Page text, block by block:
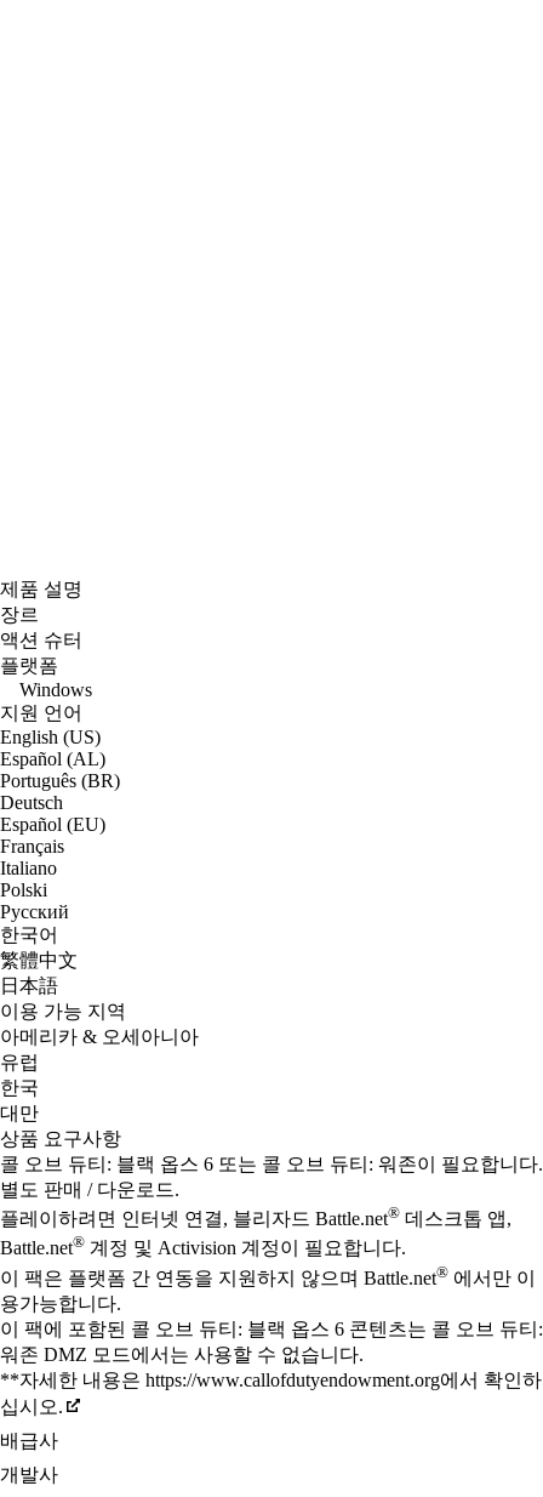
제품 설명
장르
액션 슈터
플랫폼
Windows
지원 언어
English (US)
Español (AL)
Português (BR)
Deutsch
Español (EU)
Français
Italiano
Polski
Русский
한국어
繁體中文
日本語
이용 가능 지역
아메리카 & 오세아니아
유럽
한국
대만
상품 요구사항
콜 오브 듀티: 블랙 옵스 6 또는 콜 오브 듀티: 워존이 필요합니다.
별도 판매 / 다운로드.
플레이하려면 인터넷 연결, 블리자드 Battle.net® 데스크톱 앱,
Battle.net® 계정 및 Activision 계정이 필요합니다.
이 팩은 플랫폼 간 연동을 지원하지 않으며 Battle.net® 에서만 이
용가능합니다.
이 팩에 포함된 콜 오브 듀티: 블랙 옵스 6 콘텐츠는 콜 오브 듀티:
워존 DMZ 모드에서는 사용할 수 없습니다.
**자세한 내용은 https://www.callofdutyendowment.org에서 확인하
십시오.
배급사
개발사